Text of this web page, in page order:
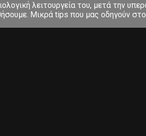
λειτουργεία του, μετά την
Μικρά tips που μας οδηγούν στο